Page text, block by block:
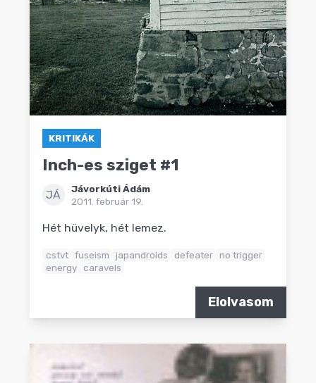
BLOG
KRITIKÁK
Inch-es sziget #1
JÁ
Jávorkúti Ádám
2011. február 19.
Hét hüvelyk, hét lemez.
cstvt fuseism japandroids defeater no trigger
energy caravels
Elolvasom